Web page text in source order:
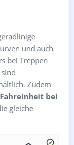
und auch
bei Treppen
Zudem
Fahreinheit bei
gleiche